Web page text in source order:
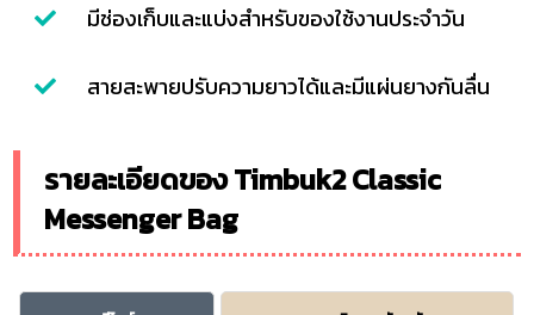
มีช่องเก็บและแบ่งสำหรับของใช้งานประจำวัน
สายสะพายปรับความยาวได้และมีแผ่นยางกันลื่น
รายละเอียดของ Timbuk2 Classic
Messenger Bag